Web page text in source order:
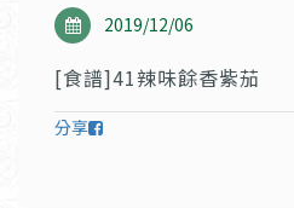
2019/12/06
[食譜]41辣味餘香紫茄
分享